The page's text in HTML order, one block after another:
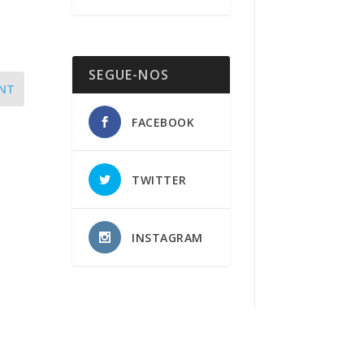
SEGUE-NOS
FACEBOOK
TWITTER
INSTAGRAM